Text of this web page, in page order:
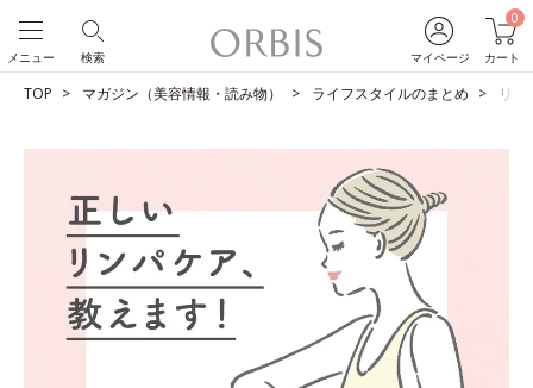
マイページ
0
カート
検索
メニュー
TOP マガジン（美容情報・読み物） ライフスタイルのまとめ リ